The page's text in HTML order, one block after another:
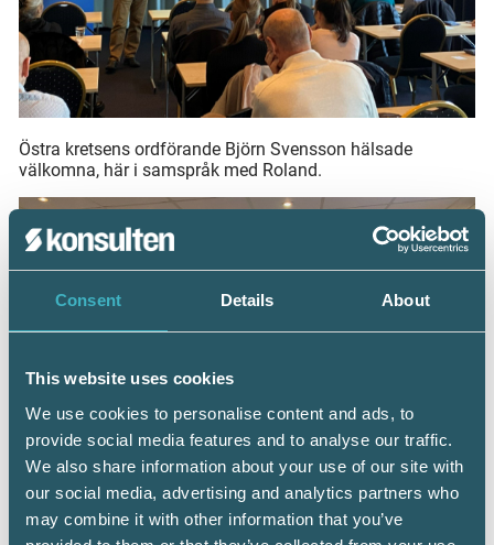
Consent Details About
This website uses cookies
We use cookies to personalise content and ads, to
provide social media features and to analyse our traffic.
We also share information about your use of our site with
our social media, advertising and analytics partners who
may combine it with other information that you’ve
Östra kretsens ordförande Björn Svensson hälsade
välkomna, här i samspråk med Roland.